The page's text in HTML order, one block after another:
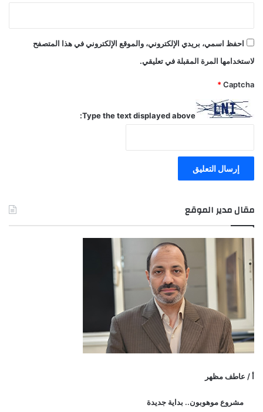
احفظ اسمي، بريدي الإلكتروني، والموقع الإلكتروني في هذا المتصفح
لاستخدامها المرة المقبلة في تعليقي.
Captcha
*
Type the text displayed above:
مقال مدير الموقع
أ / عاطف مظهر
مشروع موهوبون.. بداية جديدة